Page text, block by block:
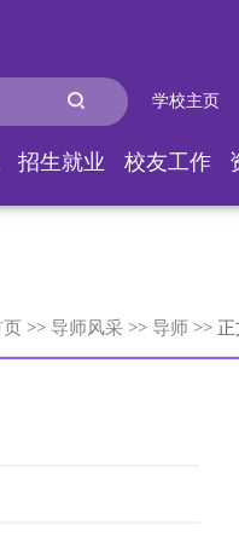
学校主页
招生就业 校友工作
>> 导师风采 >> 导师 >> 正